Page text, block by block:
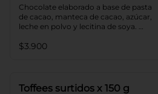
Chocolate elaborado a base de pasta
de cacao, manteca de cacao, azúcar,
leche en polvo y lecitina de soya.
cacao: 40%.
$3.900
Toffees surtidos x 150 g